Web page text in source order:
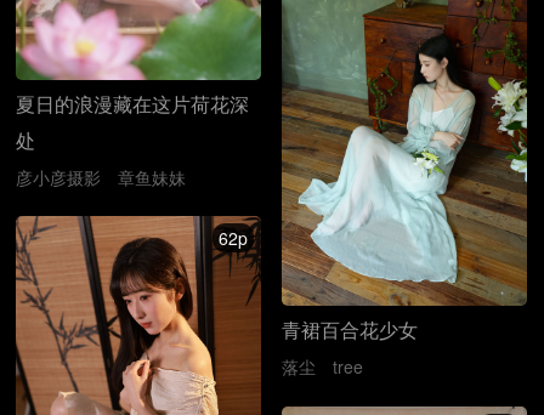
夏日的浪漫藏在这片荷花深
处
彦小彦摄影 章鱼妹妹
青裙百合花少女
落尘 tree
62p